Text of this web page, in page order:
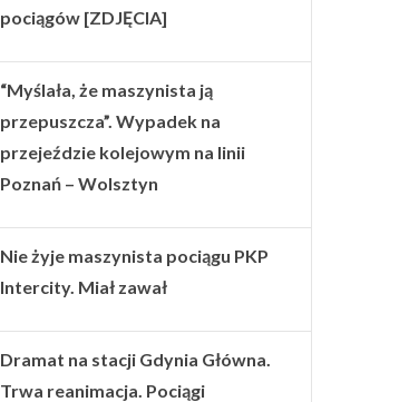
pociągów [ZDJĘCIA]
“Myślała, że maszynista ją
przepuszcza”. Wypadek na
przejeździe kolejowym na linii
Poznań – Wolsztyn
Nie żyje maszynista pociągu PKP
Intercity. Miał zawał
Dramat na stacji Gdynia Główna.
Trwa reanimacja. Pociągi